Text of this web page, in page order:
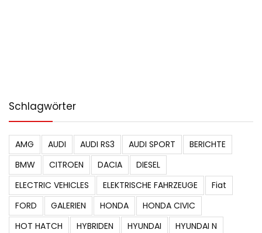
Schlagwörter
AMG AUDI AUDI RS3 AUDI SPORT
BERICHTE
BMW
CITROEN DACIA
DIESEL
ELECTRIC VEHICLES
ELEKTRISCHE FAHRZEUGE
Fiat
FORD
GALERIEN HONDA
HONDA CIVIC
HOT HATCH
HYBRIDEN HYUNDAI
HYUNDAI N